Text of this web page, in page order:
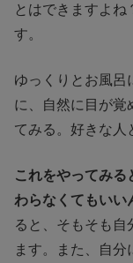
とはできますよ
す。
ゆっくりとお風呂
に、自然に目が覚
てみる。好きな人
これをやってみ
わらなくてもいい
ると、そもそも自
ます。また、自